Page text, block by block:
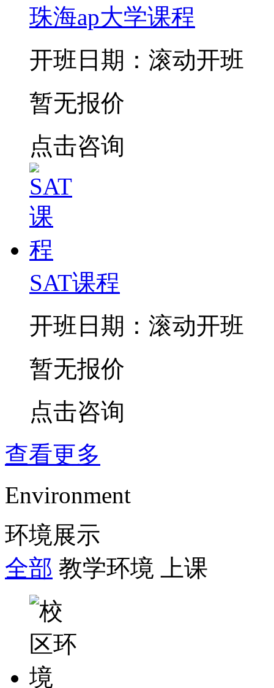
珠海ap大学课程
开班日期：滚动开班
暂无报价
点击咨询
SAT课程
开班日期：滚动开班
暂无报价
点击咨询
查看更多
Environment
环境展示
全部 教学环境 上课